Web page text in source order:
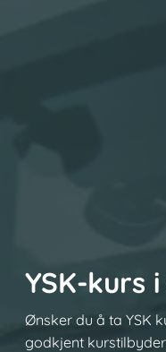
YSK-kurs
Ønsker du å ta YSK
godkjent